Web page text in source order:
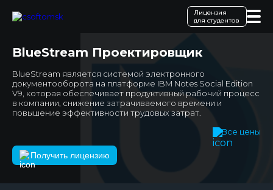
Лицензия
для студентов
BlueStream Проектировщик
BlueStream является системой электронного
документооборота на платформе IBM Notes Social Edition
V9, которая обеспечивает продуктивный рабочий процесс
в компании, снижение затрачиваемого времени и
повышение эффективности трудовых затрат.
Все цены
Получить лицензию